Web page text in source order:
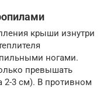
крыши изнутри
ногами.
превышать
2-3 см). В противном